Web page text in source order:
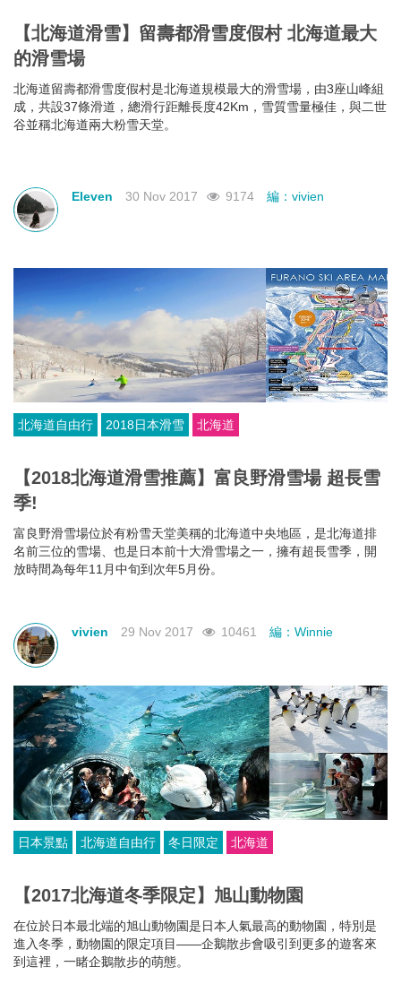
【北海道滑雪】留壽都滑雪度假村 北海道最大
的滑雪場
北海道留壽都滑雪度假村是北海道規模最大的滑雪場，由3座山峰組
成，共設37條滑道，總滑行距離長度42Km，雪質雪量極佳，與二世
谷並稱北海道兩大粉雪天堂。
Eleven 30 Nov 2017 9174 編：vivien
北海道自由行 2018日本滑雪 北海道
【2018北海道滑雪推薦】富良野滑雪場 超長雪
季!
富良野滑雪場位於有粉雪天堂美稱的北海道中央地區，是北海道排
名前三位的雪場、也是日本前十大滑雪場之一，擁有超長雪季，開
放時間為每年11月中旬到次年5月份。
vivien 29 Nov 2017 10461 編：Winnie
日本景點 北海道自由行 冬日限定 北海道
【2017北海道冬季限定】旭山動物園
在位於日本最北端的旭山動物園是日本人氣最高的動物園，特別是
進入冬季，動物園的限定項目——企鵝散步會吸引到更多的遊客來
到這裡，一睹企鵝散步的萌態。